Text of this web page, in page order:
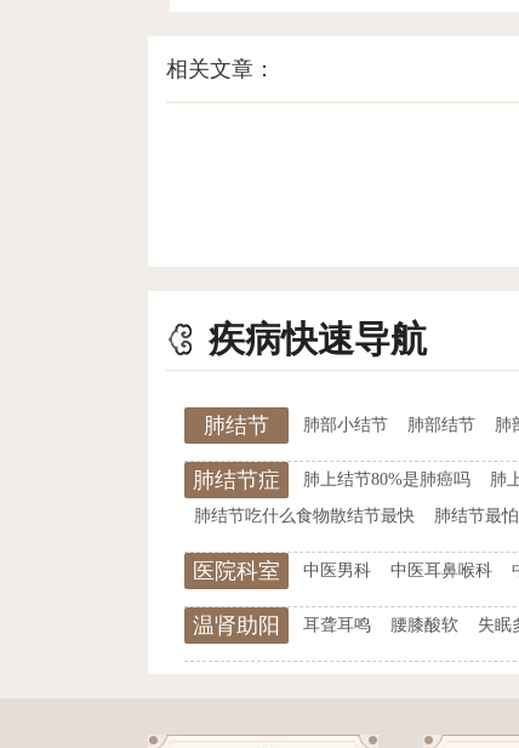
相关文章：
疾病快速导航
肺结节 肺部小结节 肺部结节 肺
肺结节症
状
肺上结节80%是肺癌吗 肺
肺结节吃什么食物散结节最快
肺结节最
医院科室 中医男科 中医耳鼻喉科
温肾助阳 耳聋耳鸣 腰膝酸软 失眠